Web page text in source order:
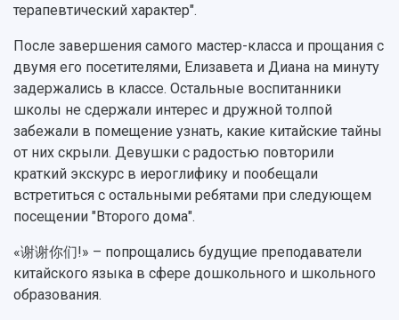
терапевтический характер".
После завершения самого мастер-класса и прощания с
двумя его посетителями, Елизавета и Диана на минуту
задержались в классе. Остальные воспитанники
школы не сдержали интерес и дружной толпой
забежали в помещение узнать, какие китайские тайны
от них скрыли. Девушки с радостью повторили
краткий экскурс в иероглифику и пообещали
встретиться с остальными ребятами при следующем
посещении "Второго дома".
«谢谢你们!» – попрощались будущие преподаватели
китайского языка в сфере дошкольного и школьного
образования.